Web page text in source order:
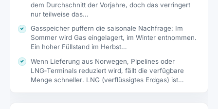
dem Durchschnitt der Vorjahre, doch das verringert
nur teilweise das…
Gasspeicher puffern die saisonale Nachfrage: Im
Sommer wird Gas eingelagert, im Winter entnommen.
Ein hoher Füllstand im Herbst…
Wenn Lieferung aus Norwegen, Pipelines oder
LNG‑Terminals reduziert wird, fällt die verfügbare
Menge schneller. LNG (verflüssigtes Erdgas) ist…